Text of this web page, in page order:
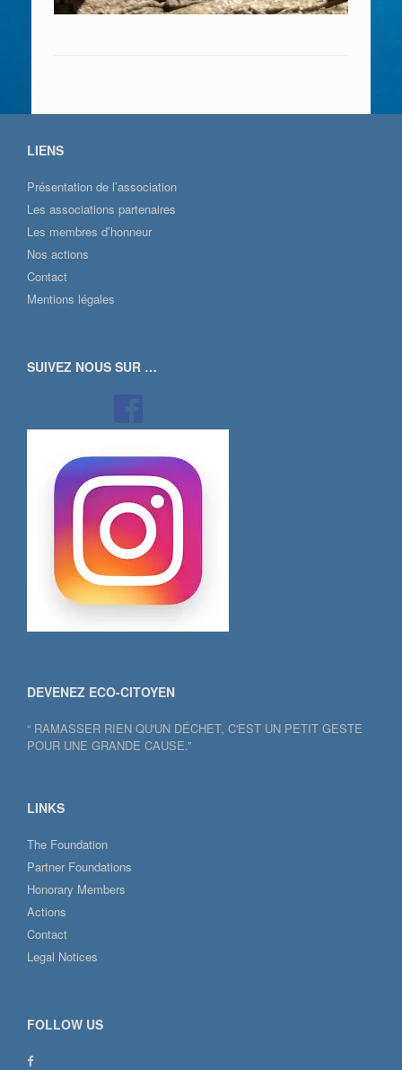
LIENS
Présentation de l’association
Les associations partenaires
Les membres d’honneur
Nos actions
Contact
Mentions légales
SUIVEZ NOUS SUR …
DEVENEZ ECO-CITOYEN
“ RAMASSER RIEN QU'UN DÉCHET, C'EST UN PETIT GESTE
POUR UNE GRANDE CAUSE.”
LINKS
The Foundation
Partner Foundations
Honorary Members
Actions
Contact
Legal Notices
FOLLOW US